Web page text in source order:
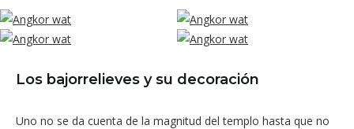
Los bajorrelieves y su decoración
Uno no se da cuenta de la magnitud del templo hasta que no